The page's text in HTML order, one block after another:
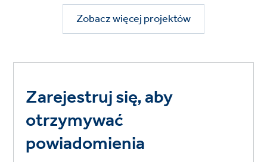
Zobacz więcej projektów
Zarejestruj się, aby
otrzymywać
powiadomienia